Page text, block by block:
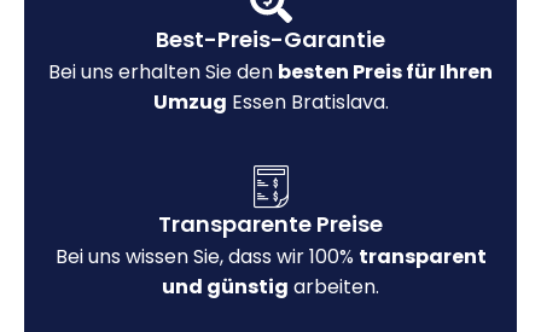
Best-Preis-Garantie
Bei uns erhalten Sie den besten Preis für Ihren
Umzug Essen Bratislava.
Transparente Preise
Bei uns wissen Sie, dass wir 100% transparent
und günstig arbeiten.